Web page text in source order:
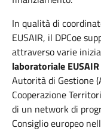
In qualità di
EUSAIR, il DPCoe
attraverso varie
laboratoriale
Autorità di Gestione
Cooperazione
di un network di
Consiglio europeo